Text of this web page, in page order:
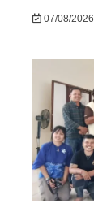
07/08/2026